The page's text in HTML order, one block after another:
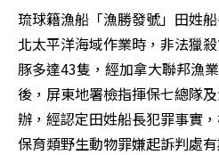
琉球籍漁船「漁勝發號」田姓
北太平洋海域作業時，非法獵
豚多達43隻，經加拿大聯邦漁
後，屏東地署檢指揮保七總隊
辦，經認定田姓船長犯罪事實
保育類野生動物罪嫌起訴判處